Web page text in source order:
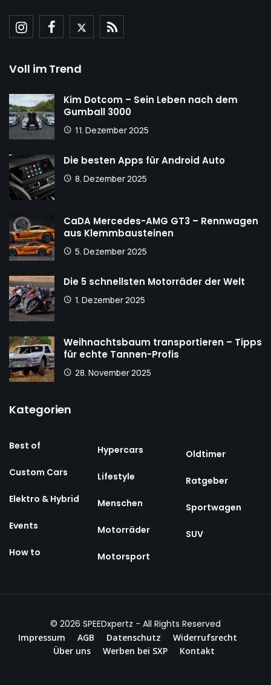
Voll im Trend
Kim Dotcom – Sein Leben nach dem
Gumball 3000
11. Dezember 2025
Die besten Apps für Android Auto
8. Dezember 2025
CaDA Mercedes-AMG GT3 – Rennwagen
aus Klemmbausteinen
5. Dezember 2025
Die 5 schnellsten Motorräder der Welt
1. Dezember 2025
Weihnachtsbaum transportieren – Tipps
für echte Tannen-Profis
28. November 2025
Kategorien
Best of
Custom Cars
Elektro & Hybrid
Events
How to
Hypercars
Lifestyle
Menschen
Motorräder
Motorsport
Oldtimer
Ratgeber
Sportwagen
SUV
© 2026 SPEEDxpertz - All Rights Reserved
Impressum AGB Datenschutz
Widerrufsrecht
Über uns
Werben bei SXP Kontakt